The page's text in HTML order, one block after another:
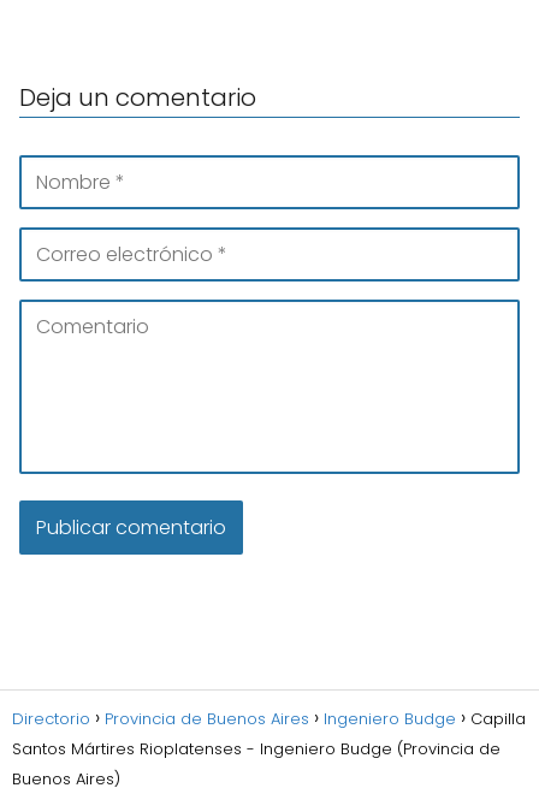
Deja un comentario
Directorio Provincia de Buenos Aires Ingeniero Budge
Capilla
Santos Mártires Rioplatenses - Ingeniero Budge (Provincia de
Buenos Aires)